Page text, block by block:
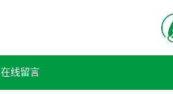
在线留言